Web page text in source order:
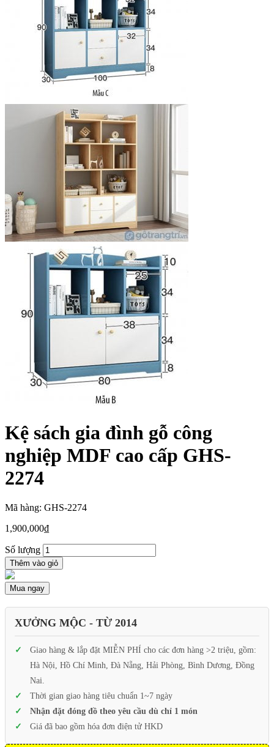
Kệ sách gia đình gỗ công
nghiệp MDF cao cấp GHS-
2274
Mã hàng: GHS-2274
1,900,000₫
Số lượng
Thêm vào giỏ
Mua ngay
XƯỞNG MỘC - TỪ 2014
Giao hàng & lắp đặt MIỄN PHÍ cho các đơn hàng >2 triệu, gồm:
Hà Nội, Hồ Chí Minh, Đà Nẵng, Hải Phòng, Bình Dương, Đồng
Nai.
Thời gian giao hàng tiêu chuẩn 1~7 ngày
Nhận đặt đóng đồ theo yêu cầu dù chỉ 1 món
Giá đã bao gồm hóa đơn điện tử HKD